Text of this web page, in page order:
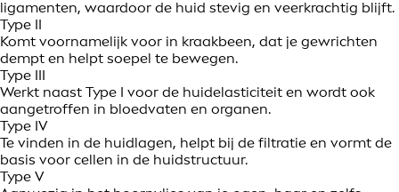
ligamenten, waardoor de huid stevig en veerkrachtig blijft.
Type II
Komt voornamelijk voor in kraakbeen, dat je gewrichten
dempt en helpt soepel te bewegen.
Type III
Werkt naast Type I voor de huidelasticiteit en wordt ook
aangetroffen in bloedvaten en organen.
Type IV
Te vinden in de huidlagen, helpt bij de filtratie en vormt de
basis voor cellen in de huidstructuur.
Type V